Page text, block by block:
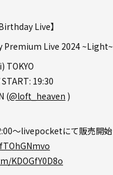
Live】
Premium Live 2024 ~Light~
TOKYO
19:30
(@loft_heaven )
〜livepocketにて販売開始
KDOGfY0D8o